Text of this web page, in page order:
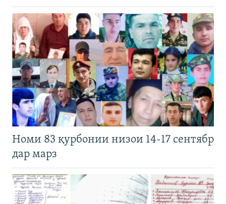
Номи 83 қурбонии низои 14-17 сентябр
дар марз